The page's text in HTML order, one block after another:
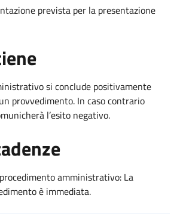
prevista per la presentazione
si conclude positivamente
provvedimento. In caso contrario
l’esito negativo.
amministrativo: La
è immediata.